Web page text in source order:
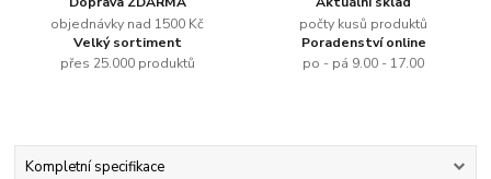
objednávky nad 1500 Kč
počty kusů produktů
Velký sortiment
přes 25.000 produktů
Poradenství online
po - pá 9.00 - 17.00
Kompletní specifikace